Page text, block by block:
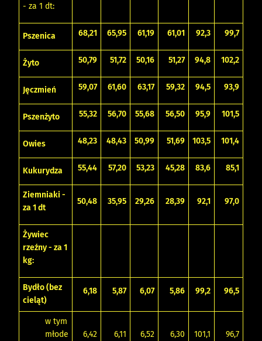
- za 1 dt:
Pszenica 68,21 65,95 61,19 61,01 92,3 99,7
Żyto 50,79 51,72 50,16 51,27 94,8 102,2
Jęczmień 59,07 61,60 63,17 59,32 94,5 93,9
Pszenżyto 55,32 56,70 55,68 56,50 95,9 101,5
Owies 48,23 48,43 50,99 51,69 103,5 101,4
Kukurydza 55,44 57,20 53,23 45,28 83,6 85,1
Ziemniaki -
za 1 dt
50,48 35,95 29,26 28,39 92,1 97,0
Żywiec
rzeźny - za 1
kg:
Bydło (bez
cieląt)
6,18 5,87 6,07 5,86 99,2 96,5
w tym
młode
6,42 6,11 6,52 6,30 101,1 96,7